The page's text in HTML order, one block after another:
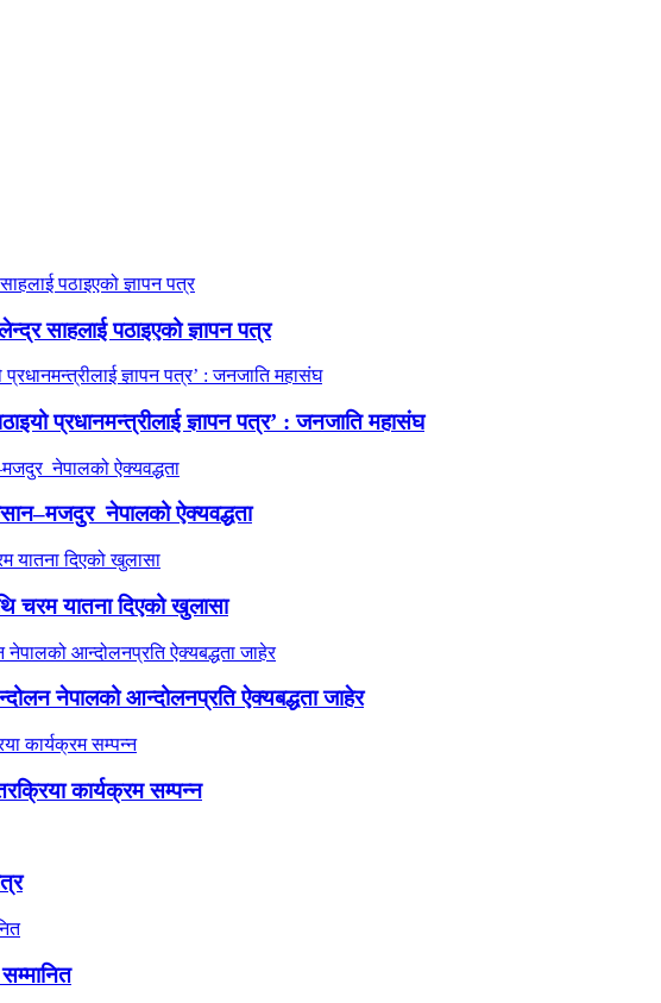
साहलाई पठाइएको ज्ञापन पत्र
प्रधानमन्त्रीलाई ज्ञापन पत्र’ : जनजाति महासंघ
नेपालको ऐक्यवद्धता
चरम यातना दिएको खुलासा
नेपालको आन्दोलनप्रति ऐक्यबद्धता जाहेर
कार्यक्रम सम्पन्न